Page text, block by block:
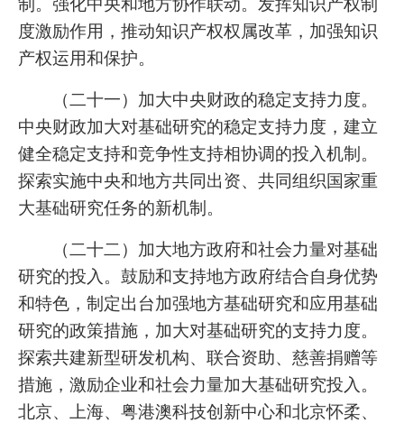
制。强化中央和地方协作联动。发挥知识产权制
度激励作用，推动知识产权权属改革，加强知识
产权运用和保护。
（二十一）加大中央财政的稳定支持力度。
中央财政加大对基础研究的稳定支持力度，建立
健全稳定支持和竞争性支持相协调的投入机制。
探索实施中央和地方共同出资、共同组织国家重
大基础研究任务的新机制。
（二十二）加大地方政府和社会力量对基础
研究的投入。鼓励和支持地方政府结合自身优势
和特色，制定出台加强地方基础研究和应用基础
研究的政策措施，加大对基础研究的支持力度。
探索共建新型研发机构、联合资助、慈善捐赠等
措施，激励企业和社会力量加大基础研究投入。
北京、上海、粤港澳科技创新中心和北京怀柔、